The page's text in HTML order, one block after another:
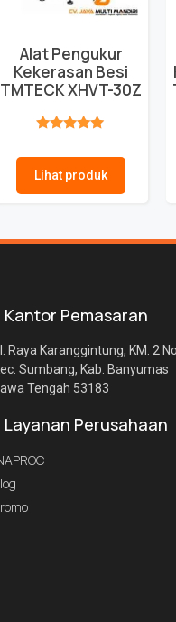
Alat Pengukur
Kekerasan Besi
TMTECK XHVT-30Z
Lihat produk
Kantor Pemasaran
Raya Karanggintung, KM. 2
Sumbang, Kab. Banyumas
Tengah 53183
Layanan Perusahaan